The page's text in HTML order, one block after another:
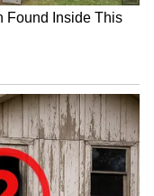
ವೈಡ್ ಮೋಡ್
ಅದೇ ರೀತಿ
ಗ್ರಾಹಕರಿಗೆ ಹೈ
ನೀಡುತ್ತುವೆ.
ಫೋಟೋಗಾಗಿ